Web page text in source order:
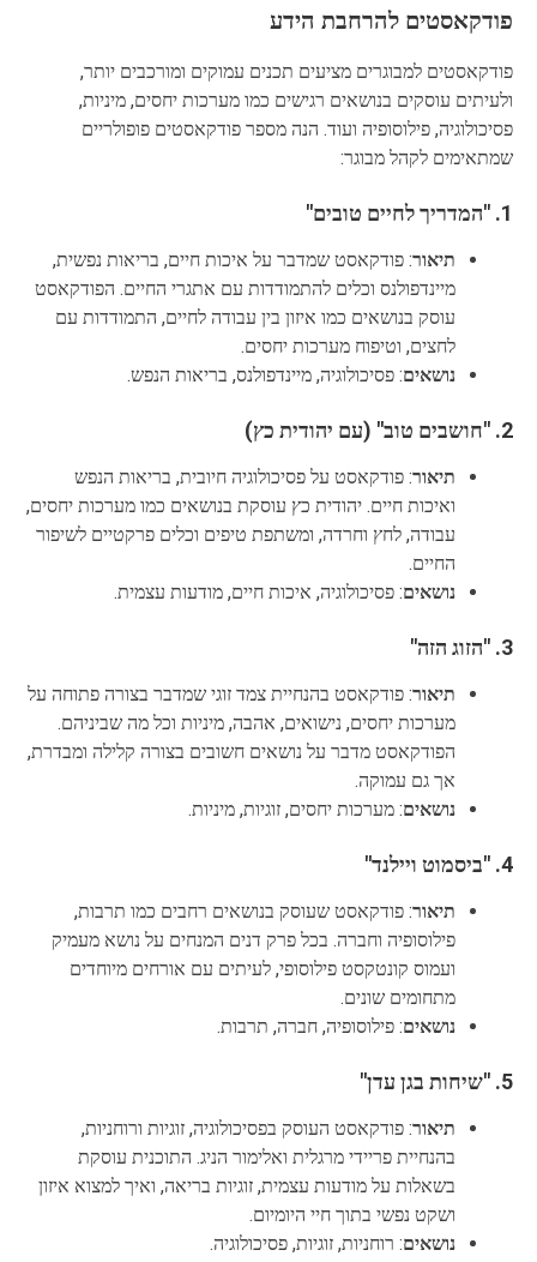
פודקאסטים להרחבת הידע
פודקאסטים למבוגרים מציעים תכנים עמוקים ומורכבים יותר,
ולעיתים עוסקים בנושאים רגישים כמו מערכות יחסים, מיניות,
פסיכולוגיה, פילוסופיה ועוד. הנה מספר פודקאסטים פופולריים
שמתאימים לקהל מבוגר:
1. "המדריך לחיים טובים"
תיאור: פודקאסט שמדבר על איכות חיים, בריאות נפשית,
מיינדפולנס וכלים להתמודדות עם אתגרי החיים. הפודקאסט
עוסק בנושאים כמו איזון בין עבודה לחיים, התמודדות עם
לחצים, וטיפוח מערכות יחסים.
נושאים: פסיכולוגיה, מיינדפולנס, בריאות הנפש.
2. "חושבים טוב" (עם יהודית כץ)
תיאור: פודקאסט על פסיכולוגיה חיובית, בריאות הנפש
ואיכות חיים. יהודית כץ עוסקת בנושאים כמו מערכות יחסים,
עבודה, לחץ וחרדה, ומשתפת טיפים וכלים פרקטיים לשיפור
החיים.
נושאים: פסיכולוגיה, איכות חיים, מודעות עצמית.
3. "הזוג הזה"
תיאור: פודקאסט בהנחיית צמד זוגי שמדבר בצורה פתוחה על
מערכות יחסים, נישואים, אהבה, מיניות וכל מה שביניהם.
הפודקאסט מדבר על נושאים חשובים בצורה קלילה ומבדרת,
אך גם עמוקה.
נושאים: מערכות יחסים, זוגיות, מיניות.
4. "ביסמוט ויילנד"
תיאור: פודקאסט שעוסק בנושאים רחבים כמו תרבות,
פילוסופיה וחברה. בכל פרק דנים המנחים על נושא מעמיק
ועמוס קונטקסט פילוסופי, לעיתים עם אורחים מיוחדים
מתחומים שונים.
נושאים: פילוסופיה, חברה, תרבות.
5. "שיחות בגן עדן"
תיאור: פודקאסט העוסק בפסיכולוגיה, זוגיות ורוחניות,
בהנחיית פריידי מרגלית ואלימור הניג. התוכנית עוסקת
בשאלות על מודעות עצמית, זוגיות בריאה, ואיך למצוא איזון
ושקט נפשי בתוך חיי היומיום.
נושאים: רוחניות, זוגיות, פסיכולוגיה.